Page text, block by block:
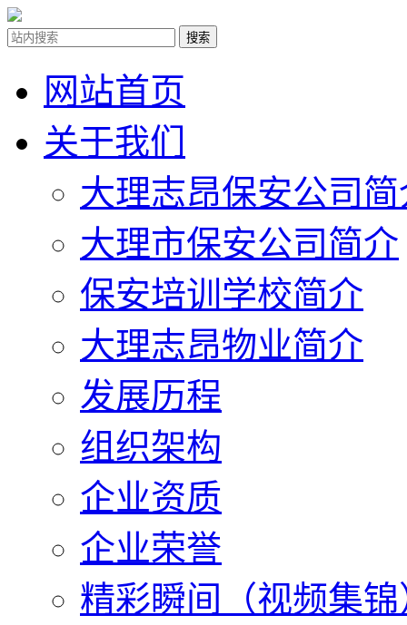
网站首页
关于我们
大理志昂保安公司简
大理市保安公司简介
保安培训学校简介
大理志昂物业简介
发展历程
组织架构
企业资质
企业荣誉
精彩瞬间（视频集锦